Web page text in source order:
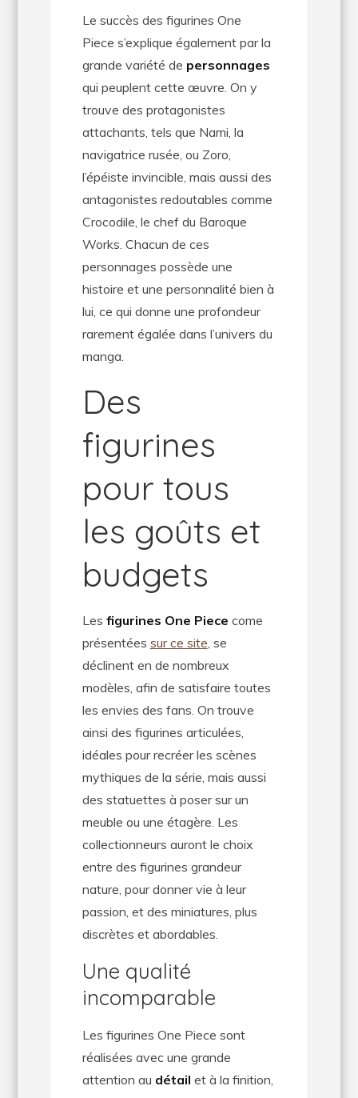
Le succès des figurines One
Piece s’explique également par la
grande variété de personnages
qui peuplent cette œuvre. On y
trouve des protagonistes
attachants, tels que Nami, la
navigatrice rusée, ou Zoro,
l’épéiste invincible, mais aussi des
antagonistes redoutables comme
Crocodile, le chef du Baroque
Works. Chacun de ces
personnages possède une
histoire et une personnalité bien à
lui, ce qui donne une profondeur
rarement égalée dans l’univers du
manga.
Des
figurines
pour tous
les goûts et
budgets
Les figurines One Piece come
présentées sur ce site, se
déclinent en de nombreux
modèles, afin de satisfaire toutes
les envies des fans. On trouve
ainsi des figurines articulées,
idéales pour recréer les scènes
mythiques de la série, mais aussi
des statuettes à poser sur un
meuble ou une étagère. Les
collectionneurs auront le choix
entre des figurines grandeur
nature, pour donner vie à leur
passion, et des miniatures, plus
discrètes et abordables.
Une qualité
incomparable
Les figurines One Piece sont
réalisées avec une grande
attention au détail et à la finition,